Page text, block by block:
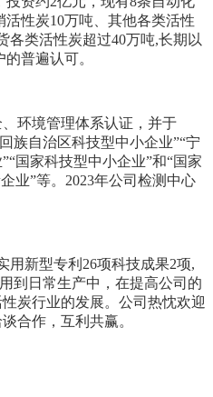
性炭10万吨、其他各类活性
各类活性炭超过40万吨,长期以
普遍认可。
环境管理体系认证，并于
族自治区科技型中小企业”“宁
国家科技型中小企业”和“国家
业”等。2023年公司检测中心
用新型专利26项科技成果2项,
到日常生产中，在提高公司的
炭行业的发展。公司热忱欢迎
合作，互利共赢。